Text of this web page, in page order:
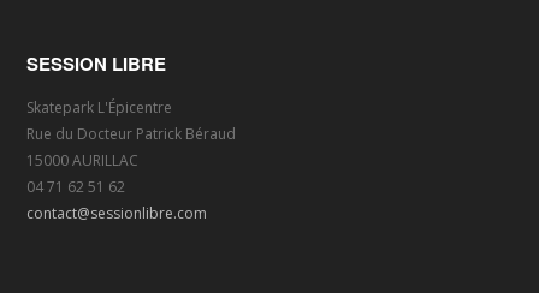
SESSION LIBRE
Skatepark L'Épicentre
Rue du Docteur Patrick Béraud
15000 AURILLAC
04 71 62 51 62
contact@sessionlibre.com